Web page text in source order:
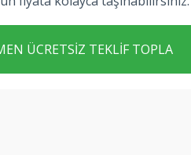
ÜCRETSIZ TEKLIF TOPLA